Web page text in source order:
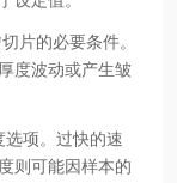
片的必要条件。
度波动或产生皱
选项。过快的速
则可能因样本的